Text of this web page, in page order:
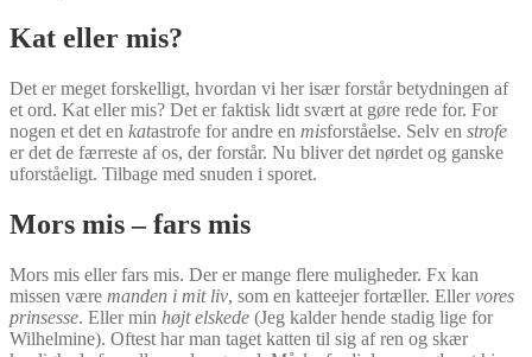
Kat eller mis?
Det er meget forskelligt, hvordan vi her især forstår betydningen af
et ord. Kat eller mis? Det er faktisk lidt svært at gøre rede for. For
nogen et det en katastrofe for andre en misforståelse. Selv en strofe
er det de færreste af os, der forstår. Nu bliver det nørdet og ganske
uforståeligt. Tilbage med snuden i sporet.
Mors mis – fars mis
Mors mis eller fars mis. Der er mange flere muligheder. Fx kan
missen være manden i mit liv, som en katteejer fortæller. Ellervores
prinsesse. Eller min højt elskede (Jeg kalder hende stadig lige for
Wilhelmine). Oftest har man taget katten til sig af ren og skær